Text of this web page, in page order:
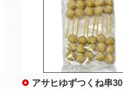
アサヒゆずつくね串